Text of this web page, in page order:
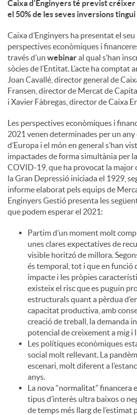
u
t
s
Caixa d’Enginyers té previst
el 50% de les seves inversions
Caixa d’Enginyers ha presentat el
perspectives econòmiques i
través d’un webinaral qual s’han
sòcies de l’Entitat. L’acte ha comptat
Joan Cavallé, director general de
Fransen, director de Mercat de
i Xavier Fàbregas, director de Caixa
Les perspectives econòmiques i
2021 venen determinades per un any
d’Europa i el món en general s’han
impactades de forma simultània per
COVID-19, que ha provocat la major
la Gran Depressió iniciada el 1929,
informe elaborat pels equips de
Enginyers Gestió presenta les
que podem esperar el 2021:
Partim d’un moment molt
unes clares expectatives de
visible horitzó de millora.
és temporal, tot i que en funció
impacte i les pròpies
existeix el risc que es puguin
estructurals quant a pèrdua
capacitat productiva, amb
creació de treball, la demanda
potencial de creixement a mig i
Les polítiques econòmiques
social molt rellevant. La
escenari, molt diferent a
anys.
La nova “normalitat” financera
tipus d’interès ultra baixos o
de temps més llarg de l’estimat